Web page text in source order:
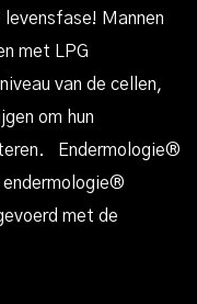
Mannen
met LPG
van de cellen,
om hun
Endermologie®
met de